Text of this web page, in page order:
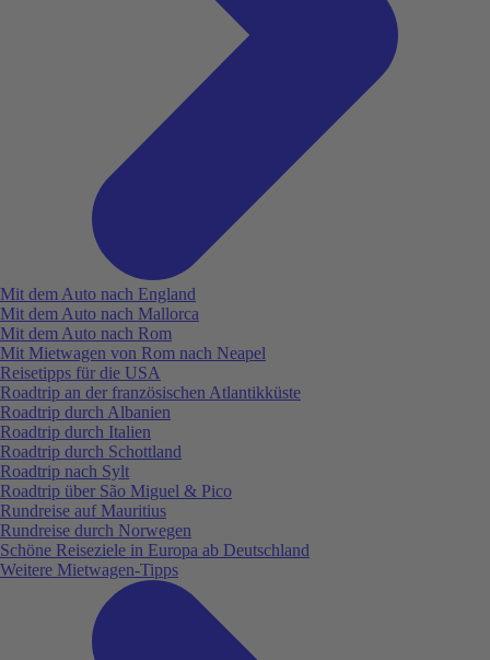
Mit dem Auto nach England
Mit dem Auto nach Mallorca
Mit dem Auto nach Rom
Mit Mietwagen von Rom nach Neapel
Reisetipps für die USA
Roadtrip an der französischen Atlantikküste
Roadtrip durch Albanien
Roadtrip durch Italien
Roadtrip durch Schottland
Roadtrip nach Sylt
Roadtrip über São Miguel & Pico
Rundreise auf Mauritius
Rundreise durch Norwegen
Schöne Reiseziele in Europa ab Deutschland
Weitere Mietwagen-Tipps